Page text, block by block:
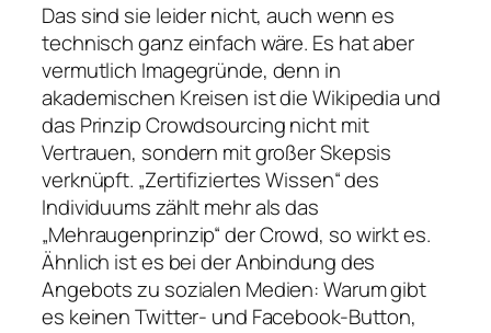
Das sind sie leider nicht, auch wenn es
technisch ganz einfach wäre. Es hat aber
vermutlich Imagegründe, denn in
akademischen Kreisen ist die Wikipedia und
das Prinzip Crowdsourcing nicht mit
Vertrauen, sondern mit großer Skepsis
verknüpft. „Zertifiziertes Wissen“ des
Individuums zählt mehr als das
„Mehraugenprinzip“ der Crowd, so wirkt es.
Ähnlich ist es bei der Anbindung des
Angebots zu sozialen Medien: Warum gibt
es keinen Twitter- und Facebook-Button,